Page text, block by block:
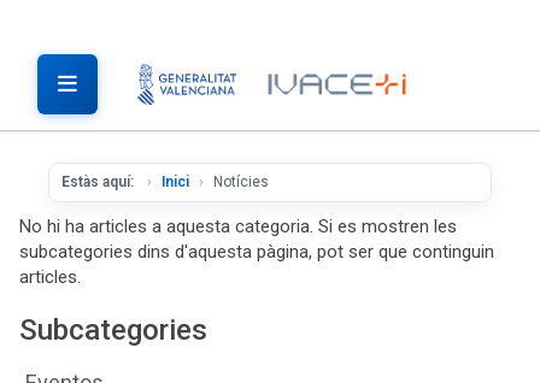
Estàs aquí: Inici Notícies
No hi ha articles a aquesta categoria. Si es mostren les
subcategories dins d'aquesta pàgina, pot ser que continguin
articles.
Subcategories